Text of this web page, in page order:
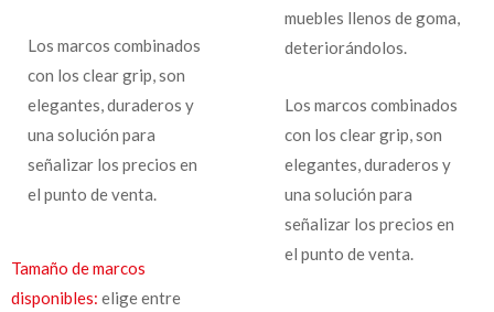
Los marcos combinados
con los clear grip, son
elegantes, duraderos y
una solución para
señalizar los precios en
el punto de venta.
Tamaño de marcos
disponibles: elige entre
muebles llenos de goma,
deteriorándolos.
Los marcos combinados
con los clear grip, son
elegantes, duraderos y
una solución para
señalizar los precios en
el punto de venta.